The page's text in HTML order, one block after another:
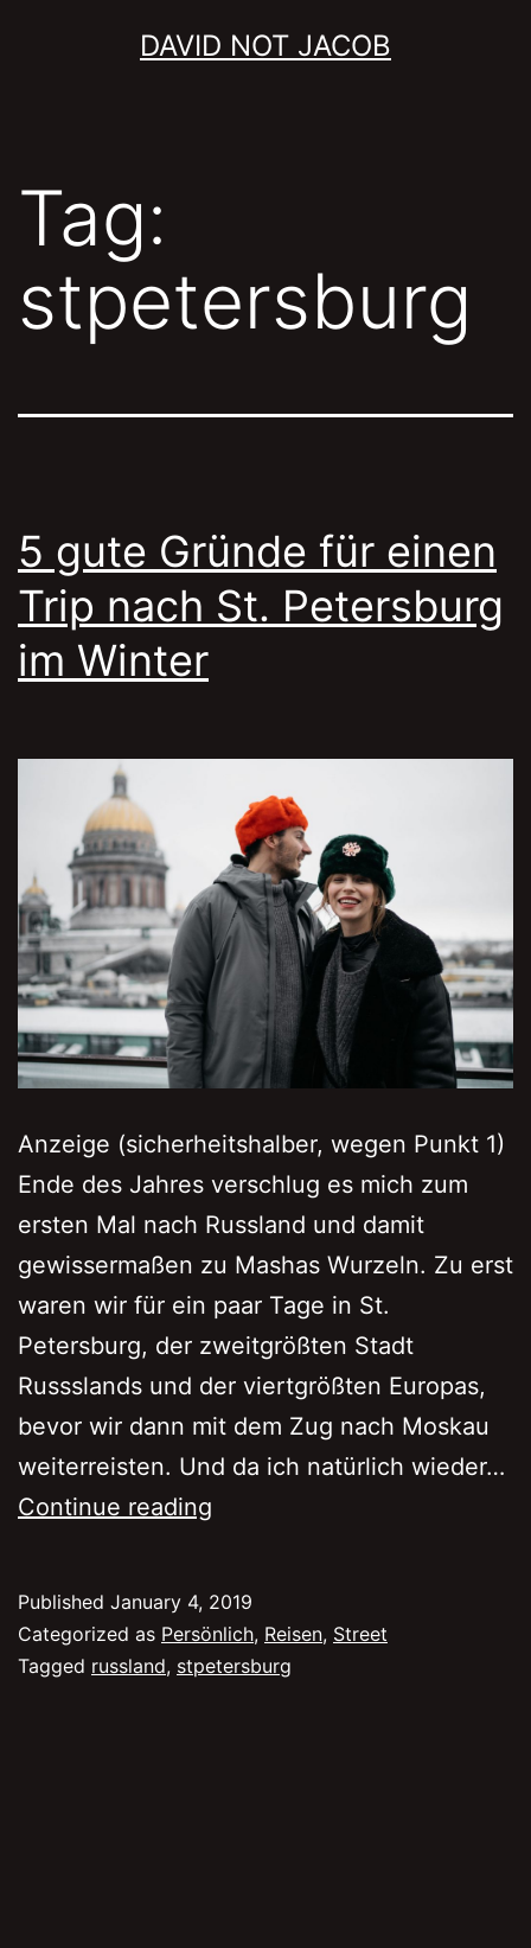
DAVID NOT JACOB
Tag:
stpetersburg
5 gute Gründe für einen
Trip nach St. Petersburg
im Winter
Anzeige (sicherheitshalber, wegen Punkt 1)
Ende des Jahres verschlug es mich zum
ersten Mal nach Russland und damit
gewissermaßen zu Mashas Wurzeln. Zu erst
waren wir für ein paar Tage in St.
Petersburg, der zweitgrößten Stadt
Russslands und der viertgrößten Europas,
bevor wir dann mit dem Zug nach Moskau
weiterreisten. Und da ich natürlich wieder…
Continue reading
für
einen
Published January 4, 2019
Categorized as Persönlich, Reisen, Street
Tagged russland, stpetersburg